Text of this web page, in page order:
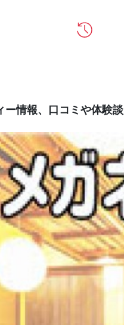
ー情報、口コミや体験談